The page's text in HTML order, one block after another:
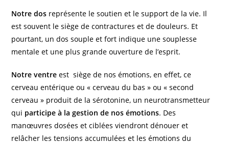
Notre dos représente le soutien et le support de la vie. Il
est souvent le siège de contractures et de douleurs. Et
pourtant, un dos souple et fort indique une souplesse
mentale et une plus grande ouverture de l’esprit.
Notre ventre est siège de nos émotions, en effet, ce
cerveau entérique ou « cerveau du bas » ou « second
cerveau » produit de la sérotonine, un neurotransmetteur
qui participe à la gestion de nos émotions. Des
manœuvres dosées et ciblées viendront dénouer et
relâcher les tensions accumulées et les émotions du